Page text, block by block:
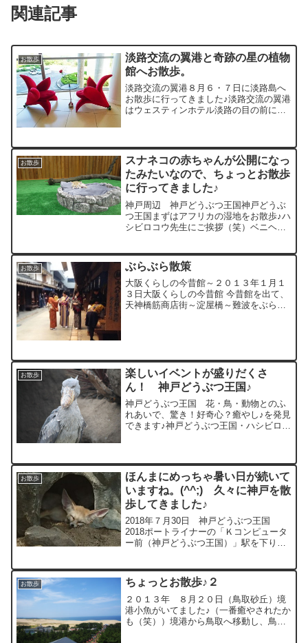
関連記事
お散歩
淡路交流の翼港と奇跡の星の植物
館へお散歩。
淡路交流の翼港８月６・７日に淡路島へ
お散歩に行ってきました♪淡路交流の翼港
はウェスティンホテル淡路の目の前にあ
一段高いステージみた...
お散歩
スナネコの赤ちゃんが公開になっ
たみたいなので、ちょっとお散歩
に行ってきました♪
神戸周辺 神戸どうぶつ王国神戸どうぶ
つ王国まずはアフリカの湿地をお散歩♪ハ
シビロコウ先生にご挨拶（笑）ベニヘラ
クロトキ君がいっぱい♪ほかにもたくさん
いてました♪次にバー...
お散歩 ぶらぶら散策
大阪くらしの今昔館～２０１３年１月１
３日大阪くらしの今昔館 今昔館を出て、
天神橋筋商店街～淀屋橋～難波をぶらぶ
お散歩
楽しいイベントが盛りだくさ
ん！ 神戸どうぶつ王国♪
神戸どうぶつ王国 花・鳥・動物とのふ
れあいで、驚き！好奇心？癒やし♪を発見
できます♪神戸どうぶつ王国・ハシビロコ
と認めた相手のみお辞...
お散歩
ほんまにめっちゃ暑い日が続いて
いますね。(^^;) 久々に神戸を散
歩してきました♪
2018年７月30日 神戸どうぶつ王国
2018ポートライナーの「Ｋコンピュータ
ー前（神戸どうぶつ王国）」駅を下りる
と触れ合えるみたい♪）ウォーターリリー
ズ（バードショー...
お散歩 ちょっとお散歩♪２
２０１３年 ８月２０日（鳥取砂丘）境
港小魚がいてました♪（一番癒やされたか
も（笑））境港から鳥取へ移動し、鳥取